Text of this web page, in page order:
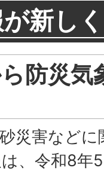
新し
防災気
災害など
、令和8年